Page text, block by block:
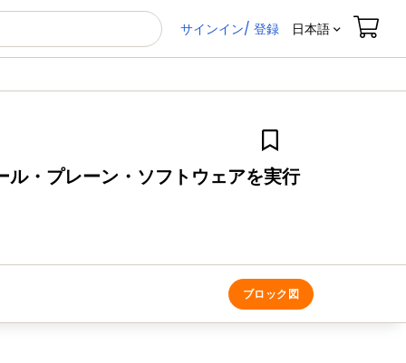
サインイン/ 登録 日本語
・プレーン・ソフトウェアを実行
ブロック図